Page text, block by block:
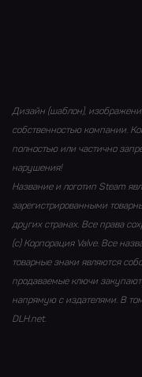
Дизайн (шаблон),
собственностью компании.
полностью или частично
нарушения!
Название и логотип Steam
зарегистрированными
других странах. Все права
(с) Корпорация Valve. Все
товарные знаки являются
продаваемые ключи
напрямую с издателями. В
DLH.net.